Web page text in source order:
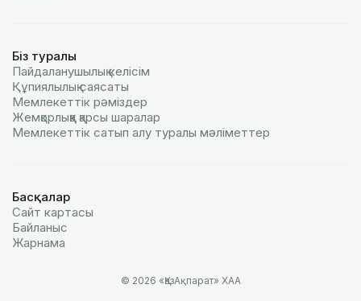
Біз туралы
Пайдаланушылық келiciм
Құпиялылық саясаты
Мемлекеттік рәміздер
Жемқорлыққа қарсы шаралар
Мемлекеттік сатып алу туралы мәлiметтер
Басқалар
Сайт картасы
Байланыс
Жарнама
© 2026 «ҚазАқпарат» ХАА